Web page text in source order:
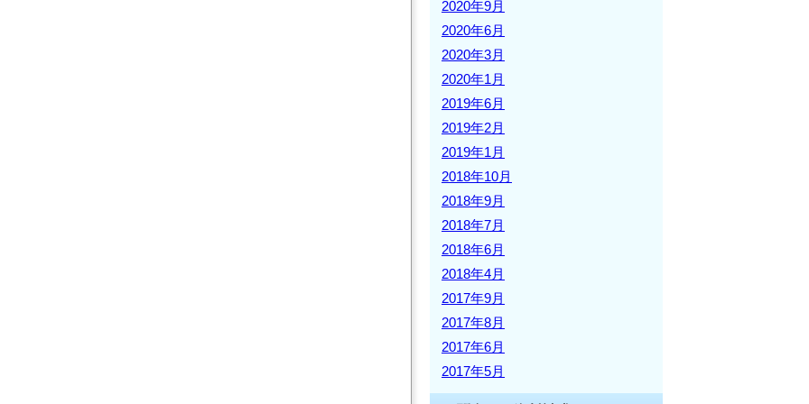
2020年9月
2020年6月
2020年3月
2020年1月
2019年6月
2019年2月
2019年1月
2018年10月
2018年9月
2018年7月
2018年6月
2018年4月
2017年9月
2017年8月
2017年6月
2017年5月